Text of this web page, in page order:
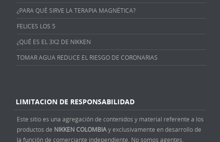
¿PARA QUÉ SIRVE LA TERAPIA MAGNÉTICA?
FELICES LOS 5
¿QUÉ ES EL 3X2 DE NIKKEN
TOMAR AGUA REDUCE EL RIESGO DE CORONARIAS
LIMITACION DE RESPONSABILIDAD
Este sitio es una agregación de contenidos y material referente a los
productos de NIKKEN COLOMBIAy exclusivamente en desarrollo de
la función de comerciante independiente. No somos agentes,